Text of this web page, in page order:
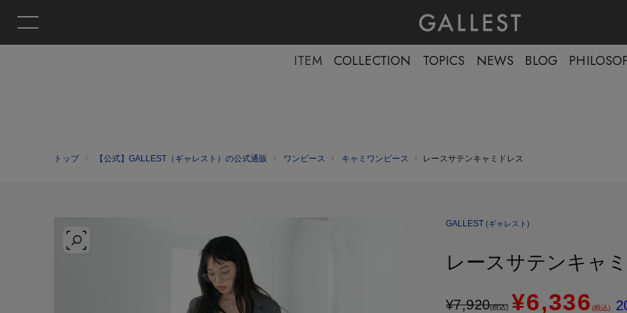
ITEM COLLECTION TOPICS NEWS BLOG
トップ 【公式】GALLEST（ギャレスト）の公式通販 ワンピース キャミワンピース レースサテンキャミドレス
GALLEST (ギャレスト)
レースサテンキャ
¥7,920(税込) ¥6,336 (税込)